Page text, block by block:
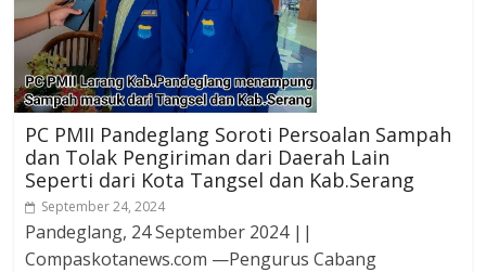
PC PMII Pandeglang Soroti Persoalan Sampah
dan Tolak Pengiriman dari Daerah Lain
Seperti dari Kota Tangsel dan Kab.Serang
September 24, 2024
Pandeglang, 24 September 2024 ||
Compaskotanews.com —Pengurus Cabang